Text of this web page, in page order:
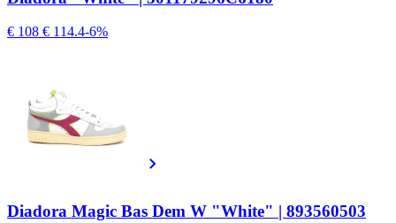
€ 108 € 114.4-6%
Diadora Magic Bas Dem W "White" | 893560503